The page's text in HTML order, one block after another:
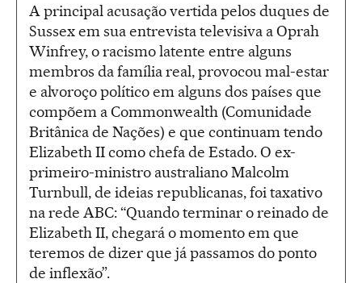
A principal acusação vertida pelos duques de
Sussex em sua entrevista televisiva a Oprah
Winfrey, o racismo latente entre alguns
membros da família real, provocou mal-estar
e alvoroço político em alguns dos países que
compõem a Commonwealth (Comunidade
Britânica de Nações) e que continuam tendo
Elizabeth II como chefa de Estado. O ex-
primeiro-ministro australiano Malcolm
Turnbull, de ideias republicanas, foi taxativo
na rede ABC: “Quando terminar o reinado de
Elizabeth II, chegará o momento em que
teremos de dizer que já passamos do ponto
de inflexão”.